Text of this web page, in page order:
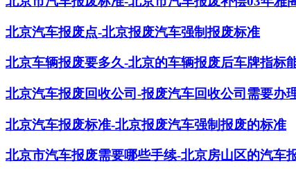
北京汽车报废点-北京报废汽车强制报废标准
北京车辆报废要多久-北京的车辆报废后车牌指标
北京汽车报废回收公司-报废汽车回收公司需要办
北京汽车报废标准-北京报废汽车强制报废的标准
北京市汽车报废需要哪些手续-北京房山区的汽车